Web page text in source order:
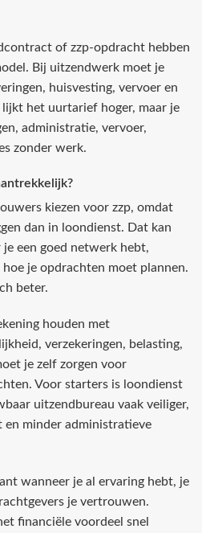
of zzp-opdracht hebben
Bij uitzendwerk moet je
huisvesting, vervoer en
lijkt het uurtarief hoger, maar je
administratie, vervoer,
zonder werk.
kiezen voor zzp, omdat
dan in loondienst. Dat kan
een goed netwerk hebt,
je opdrachten moet plannen.
beter.
houden met
verzekeringen, belasting,
je zelf zorgen voor
Voor starters is loondienst
uitzendbureau vaak veiliger,
en minder administratieve
wanneer je al ervaring hebt, je
je vertrouwen.
financiële voordeel snel